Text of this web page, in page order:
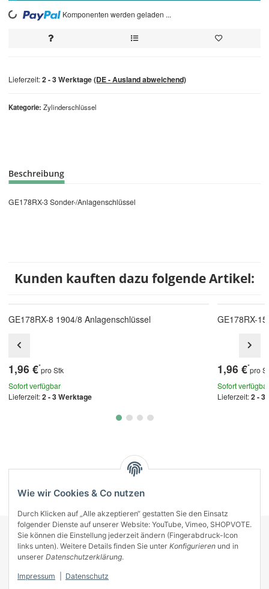
Kategorie Zylinderschlüssel
Loading... Komponenten werden geladen ...
Lieferzeit:2 - 3 Werktage(DE - Ausland abweichend)
Beschreibung
GE178RX-3 Sonder-/Anlagenschlüssel
Kunden kauften dazu folgende Artikel:
GE178RX-8 1904/8 Anlagenschlüssel
1,96 €*pro Stk
Sofort verfügbar
Lieferzeit:2 - 3 Werktage
GE178RX-
1,96 €*pro
Sofort verfügbar
Lieferzeit:2 - 3
KONTAKT
INFORMATIONEN
ZAHLUNGSARTEN
Wie wir Cookies & Co nutzen
Durch Klicken auf „Alle akzeptieren“ gestatten Sie den Einsatz
folgender Dienste auf unserer Website: YouTube, Vimeo, SHOPVOTE.
Sie können die Einstellung jederzeit ändern (Fingerabdruck-Icon
links unten). Weitere Details finden Sie unter Konfigurieren und in
unserer Datenschutzerklärung.
Impressum Datenschutz